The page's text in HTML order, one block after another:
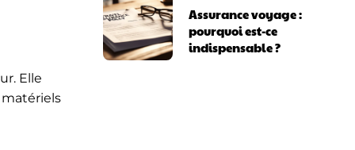
Elle
matériels
Assurance voyage :
pourquoi est-ce
indispensable ?